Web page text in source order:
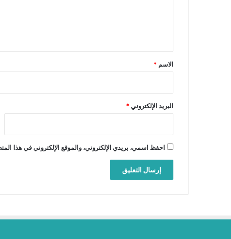
*
الاسم *
البريد الإلكتروني*
احفظ اسمي، بريدي الإلكتروني، والموقع الإلكتروني في هذا